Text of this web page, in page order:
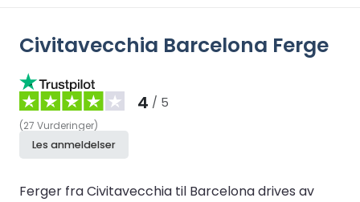
Civitavecchia Barcelona Ferge
4 / 5
(27 Vurderinger)
Les anmeldelser
Ferger fra Civitavecchia til Barcelona drives av